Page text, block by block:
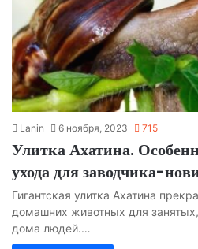
Lanin 6 ноября, 2023 715
Улитка Ахатина.
ухода для заводчика-
Гигантская улитка Ахатина
домашних животных для
дома людей.…